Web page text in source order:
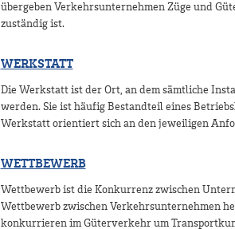
übergeben Verkehrsunternehmen Züge und
zuständig ist.
WERKSTATT
Die Werkstatt ist der Ort, an dem sämtliche
werden. Sie ist häufig Bestandteil eines
Werkstatt orientiert sich an den jeweiligen
WETTBEWERB
Wettbewerb ist die Konkurrenz zwischen
Wettbewerb zwischen Verkehrsunternehmen
konkurrieren im Güterverkehr um